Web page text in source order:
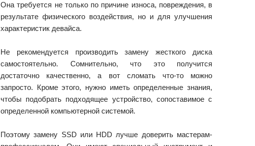
Она требуется не только по причине износа, повреждения, в
результате физического воздействия, но и для улучшения
характеристик девайса.
Не рекомендуется производить замену жесткого диска
самостоятельно. Сомнительно, что это получится
достаточно качественно, а вот сломать что-то можно
запросто. Кроме этого, нужно иметь определенные знания,
чтобы подобрать подходящее устройство, сопоставимое с
определенной компьютерной системой.
Поэтому замену SSD или HDD лучше доверить мастерам-